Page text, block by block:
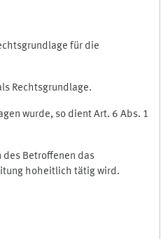
für die
Rechtsgrundlage.
wurde, so dient Art. 6 Abs. 1
Betroffenen das
hoheitlich tätig wird.